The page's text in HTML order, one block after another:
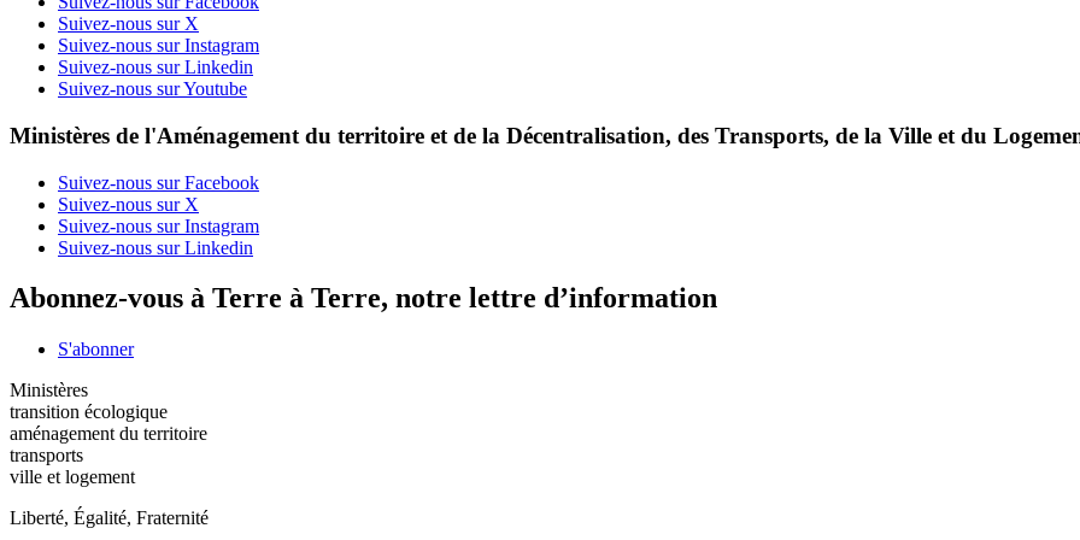
Suivez-nous sur X
Suivez-nous sur Instagram
Suivez-nous sur Linkedin
Suivez-nous sur Youtube
Ministères de l'Aménagement du territoire et de la Décentralisation, des Transports, de la Ville et du
Suivez-nous sur Facebook
Suivez-nous sur X
Suivez-nous sur Instagram
Suivez-nous sur Linkedin
Abonnez-vous à Terre à Terre, notre lettre d’information
S'abonner
Ministères
transition écologique
aménagement du territoire
transports
ville et logement
Liberté, Égalité, Fraternité